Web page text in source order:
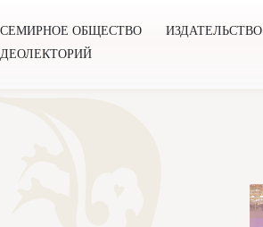
ОБЩЕСТВО ИЗДАТЕЛЬСТВО